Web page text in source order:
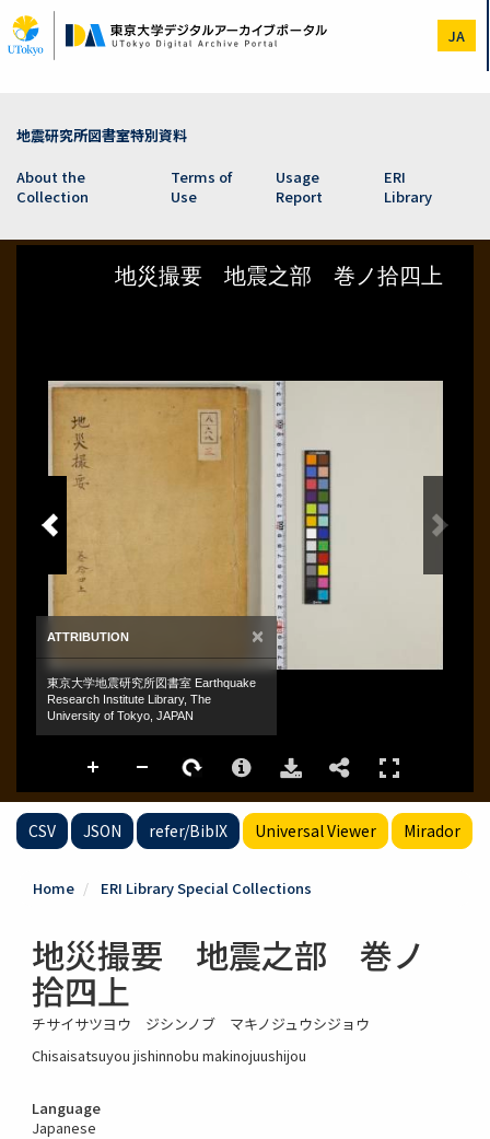
to
main
JA
地震研究所図書室特別資料
About the
Collection
Terms of
Use
Usage
Report
ERI
Library
CSV JSON refer/BibIX Universal Viewer Mirador
Home ERI Library Special Collections
地災撮要 地震之部 巻ノ
拾四上
チサイサツヨウ ジシンノブ マキノジュウシジョウ
Chisaisatsuyou jishinnobu makinojuushijou
Language
Japanese